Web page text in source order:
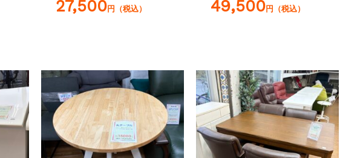
27,500円（税込） 49,500円（税込）